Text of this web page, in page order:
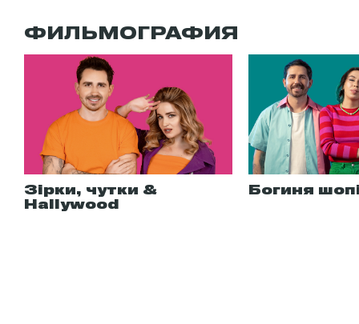
ФИЛЬМОГРАФИЯ
Зірки, чутки &
Hallywood
Богиня